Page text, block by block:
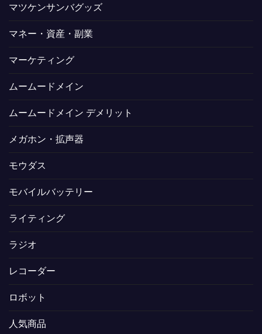
マツケンサンバグッズ
マネー・資産・副業
マーケティング
ムームードメイン
ムームードメイン デメリット
メガホン・拡声器
モウダス
モバイルバッテリー
ライティング
ラジオ
レコーダー
ロボット
人気商品